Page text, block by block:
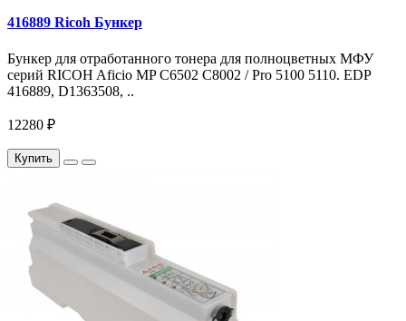
416889 Ricoh Бункер
Бункер для отработанного тонера для полноцветных МФУ
серий RICOH Aficio MP C6502 C8002 / Pro 5100 5110. EDP
416889, D1363508, ..
12280 ₽
Купить